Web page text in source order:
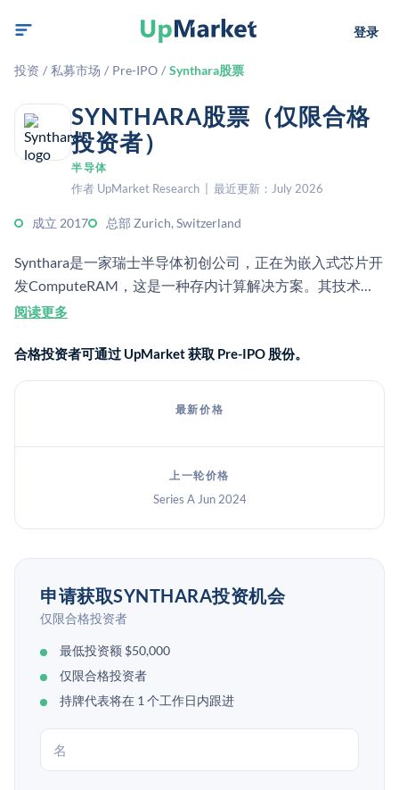
登录
投资 / 私募市场 / Pre-IPO / Synthara股票
SYNTHARA股票（仅限合格
投资者）
半导体
作者 UpMarket Research | 最近更新：July 2026
成立 2017 总部 Zurich, Switzerland
Synthara是一家瑞士半导体初创公司，正在为嵌入式芯片开
发ComputeRAM，这是一种存内计算解决方案。其技术旨
在减少内存瓶颈，并提升边缘AI应用的速度和能效。
阅读更多
合格投资者可通过 UpMarket 获取 Pre-IPO 股份。
最新价格
上一轮价格
Series A Jun 2024
申请获取SYNTHARA投资机会
仅限合格投资者
最低投资额 $50,000
仅限合格投资者
持牌代表将在 1 个工作日内跟进